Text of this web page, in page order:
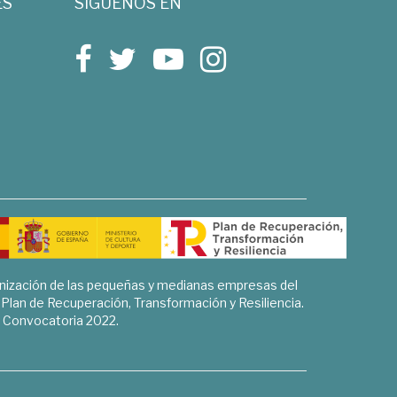
de las pequeñas y medianas empresas del
de Recuperación, Transformación y Resiliencia.
Convocatoria 2022.